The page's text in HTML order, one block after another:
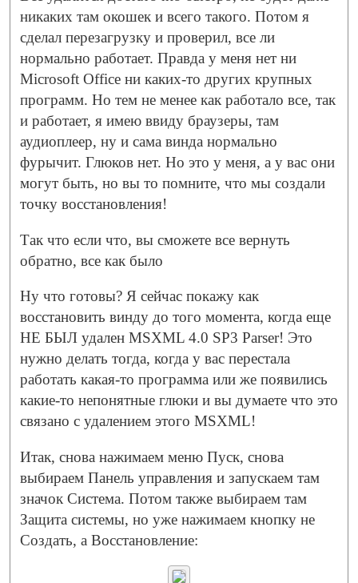
никаких там окошек и всего такого. Потом я
сделал перезагрузку и проверил, все ли
нормально работает. Правда у меня нет ни
Microsoft Office ни каких-то других крупных
программ. Но тем не менее как работало все, так
и работает, я имею ввиду браузеры, там
аудиоплеер, ну и сама винда нормально
фурычит. Глюков нет. Но это у меня, а у вас они
могут быть, но вы то помните, что мы создали
точку восстановления!
Так что если что, вы сможете все вернуть
обратно, все как было
Ну что готовы? Я сейчас покажу как
восстановить винду до того момента, когда еще
НЕ БЫЛ удален MSXML 4.0 SP3 Parser! Это
нужно делать тогда, когда у вас перестала
работать какая-то программа или же появились
какие-то непонятные глюки и вы думаете что это
связано с удалением этого MSXML!
Итак, снова нажимаем меню Пуск, снова
выбираем Панель управления и запускаем там
значок Система. Потом также выбираем там
Защита системы, но уже нажимаем кнопку не
Создать, а Восстановление: